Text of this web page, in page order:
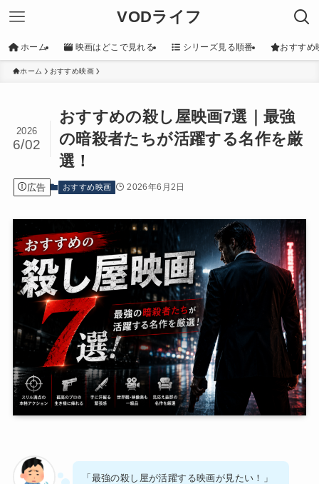
VODライフ
ホーム 映画はどこで見れる シリーズ見る順番 おすすめ
ホーム おすすめ映画
おすすめの殺し屋映画7選｜最強
の暗殺者たちが活躍する名作を厳
選！
2026
6/02
広告 おすすめ映画 2026年6月2日
「最強の殺し屋が活躍する映画が見たい！」